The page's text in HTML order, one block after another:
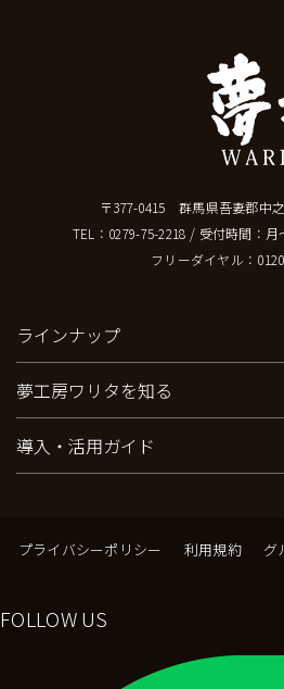
〒377-0415 群馬県吾妻郡中
TEL： 0279-75-2218 / 受付時間：月
フリーダイヤル：
ラインナップ
夢工房ワリタを知る
導入・活用ガイド
プライバシーポリシー 利用規約 グ
FOLLOW US